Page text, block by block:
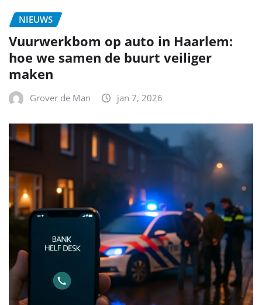
NIEUWS
Vuurwerkbom op auto in Haarlem:
hoe we samen de buurt veiliger
maken
Grover de Man jan 7, 2026